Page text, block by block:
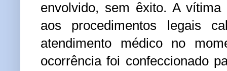
envolvido, sem êxito. A vítima
aos procedimentos legais
atendimento médico no
ocorrência foi confeccionado